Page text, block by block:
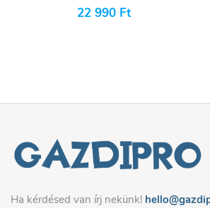
22 990 Ft
Ha kérdésed van írj nekünk!